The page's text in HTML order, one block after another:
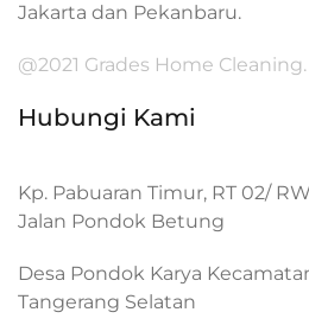
Jakarta dan Pekanbaru.
@2021 Grades Home
Hubungi Kami
Kp. Pabuaran Timur, RT 02/
Jalan Pondok Betung
Desa Pondok Karya
Tangerang Selatan